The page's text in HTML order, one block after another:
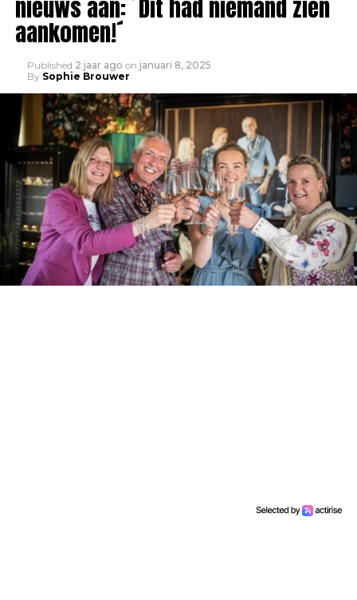
nieuws aan: ´Dit had niemand zien
aankomen!´
Published 2 jaar ago on januari 8, 2025
By Sophie Brouwer